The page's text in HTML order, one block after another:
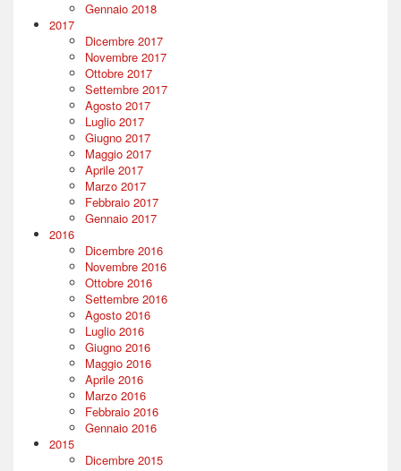
Gennaio 2018
2017
Dicembre 2017
Novembre 2017
Ottobre 2017
Settembre 2017
Agosto 2017
Luglio 2017
Giugno 2017
Maggio 2017
Aprile 2017
Marzo 2017
Febbraio 2017
Gennaio 2017
2016
Dicembre 2016
Novembre 2016
Ottobre 2016
Settembre 2016
Agosto 2016
Luglio 2016
Giugno 2016
Maggio 2016
Aprile 2016
Marzo 2016
Febbraio 2016
Gennaio 2016
2015
Dicembre 2015